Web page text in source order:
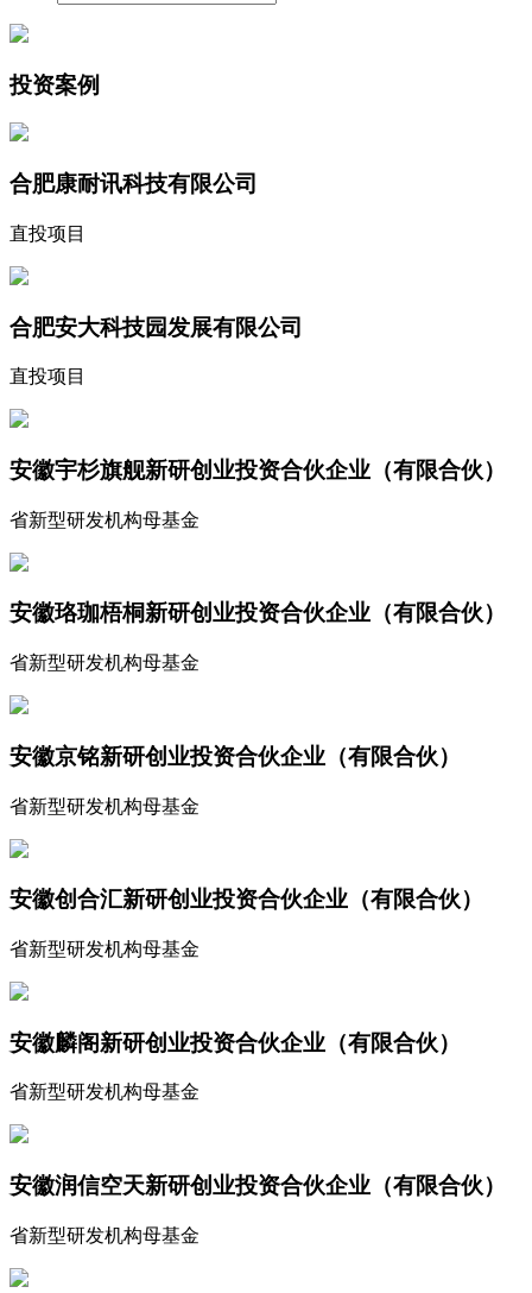
投资案例
合肥康耐讯科技有限公司
直投项目
合肥安大科技园发展有限公司
直投项目
安徽宇杉旗舰新研创业投资合伙企业（有限合伙）
省新型研发机构母基金
安徽珞珈梧桐新研创业投资合伙企业（有限合伙）
省新型研发机构母基金
安徽京铭新研创业投资合伙企业（有限合伙）
省新型研发机构母基金
安徽创合汇新研创业投资合伙企业（有限合伙）
省新型研发机构母基金
安徽麟阁新研创业投资合伙企业（有限合伙）
省新型研发机构母基金
安徽润信空天新研创业投资合伙企业（有限合伙）
省新型研发机构母基金